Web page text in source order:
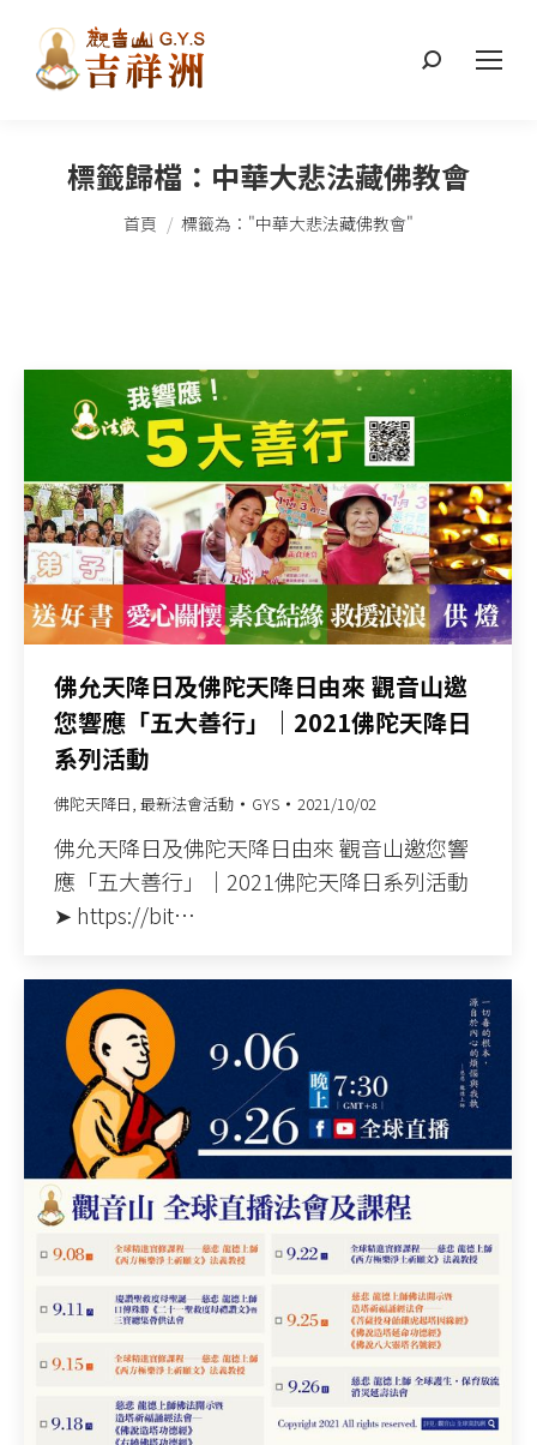
搜
標籤歸檔： 中華大悲法藏佛教會
您在這裡：
首頁 標籤為："中華大悲法藏佛教會"
佛允天降日及佛陀天降日由來 觀音山邀
您響應「五大善行」｜2021佛陀天降日
系列活動
佛陀天降日, 最新法會活動 GYS 2021/10/02
佛允天降日及佛陀天降日由來 觀音山邀您響
應「五大善行」｜2021佛陀天降日系列活動
➤ https://bit…